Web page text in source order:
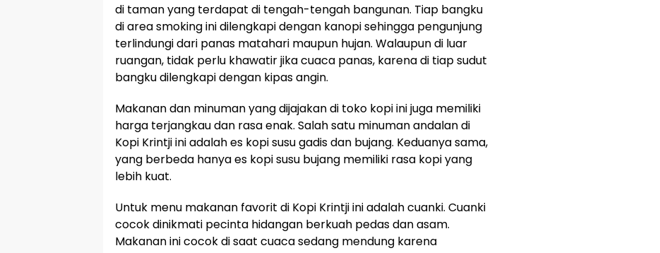
di taman yang terdapat di tengah-tengah bangunan. Tiap bangku
di area smoking ini dilengkapi dengan kanopi sehingga pengunjung
terlindungi dari panas matahari maupun hujan. Walaupun di luar
ruangan, tidak perlu khawatir jika cuaca panas, karena di tiap sudut
bangku dilengkapi dengan kipas angin.
Makanan dan minuman yang dijajakan di toko kopi ini juga memiliki
harga terjangkau dan rasa enak. Salah satu minuman andalan di
Kopi Krintji ini adalah es kopi susu gadis dan bujang. Keduanya sama,
yang berbeda hanya es kopi susu bujang memiliki rasa kopi yang
lebih kuat.
Untuk menu makanan favorit di Kopi Krintji ini adalah cuanki. Cuanki
cocok dinikmati pecinta hidangan berkuah pedas dan asam.
Makanan ini cocok di saat cuaca sedang mendung karena